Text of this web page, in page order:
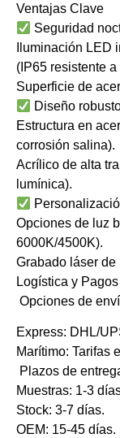
​Ventajas Clave
​Seguridad
Iluminación
(IP65 resistente a
Superficie de
​Diseño
Estructura en
corrosión salina).
Acrílico de alta
lumínica).
Opciones de luz
6000K/4500K).
Grabado láser
​Logística y Pagos
​Opciones de
​Express: DHL/
​Marítimo: Tarifas
​Plazos de
Muestras: 1-3
Stock: 3-7 días.
OEM: 15-45 días.